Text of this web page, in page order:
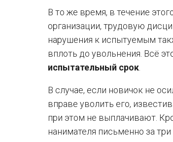
В то же время, в течение
организации, трудовую
нарушения к испытуемым
вплоть до увольнения. Всё
испытательный срок
В случае, если новичок не
вправе уволить его,
при этом не выплачивают.
нанимателя письменно за